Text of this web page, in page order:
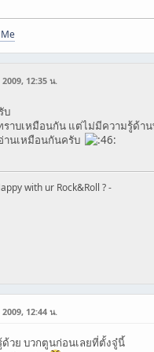
12:35 น.
บ
ราบเหมือนกัน แต่ไม่มีความรู้ด้า
านเหมือนกันครับ
with ur Rock&Roll ? -
12:44 น.
ด้วย บวกตูนก่อนเลยที่ตั้งจู๋นี้